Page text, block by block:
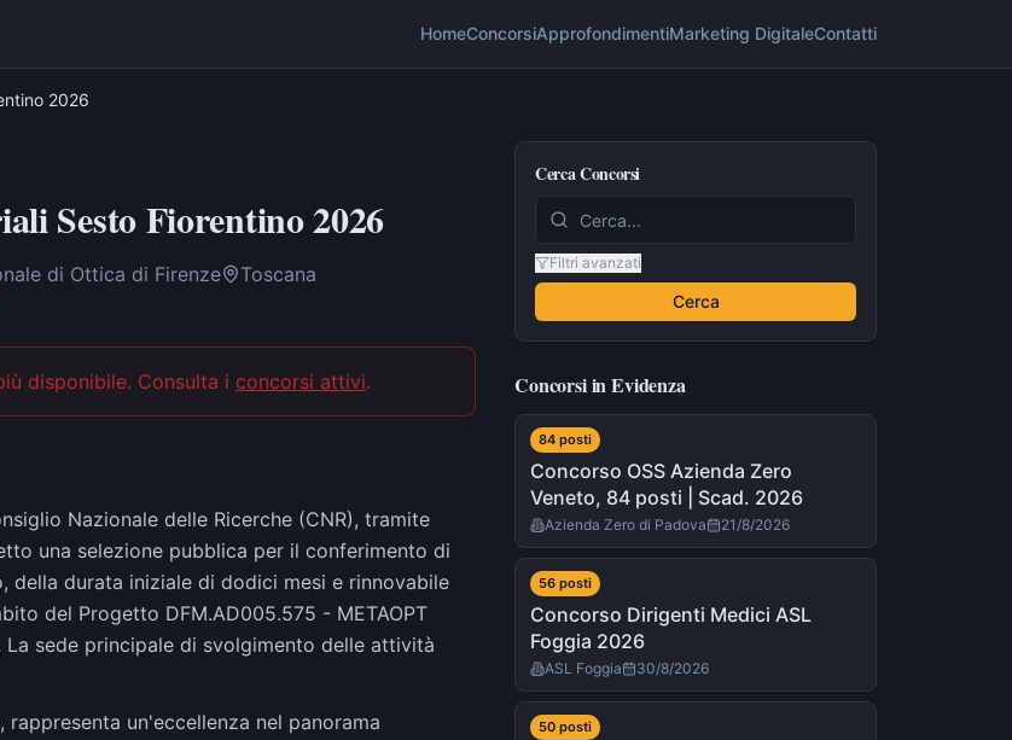
HomeConcorsiApprofondimentiMarketing DigitaleContatti
2026
Sesto Fiorentino 2026
di Ottica di Firenze
Toscana
disponibile. Consulta i concorsi attivi.
Nazionale delle Ricerche (CNR), tramite
una selezione pubblica per il conferimento di
della durata iniziale di dodici mesi e rinnovabile
del Progetto DFM.AD005.575 - METAOPT
sede principale di svolgimento delle attività
un'eccellenza nel panorama
Cerca Concorsi
Filtri avanzati
Cerca
Concorsi in Evidenza
84 posti
Concorso OSS Azienda Zero
Veneto, 84 posti | Scad. 2026
Azienda Zero di Padova 21/8/2026
56 posti
Concorso Dirigenti Medici ASL
Foggia 2026
ASL Foggia 30/8/2026
50 posti